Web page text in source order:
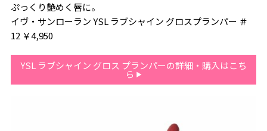
ぷっくり艶めく唇に。
イヴ・サンローラン YSL ラブシャイン グロスプランパー ＃
12 ￥4,950
YSL ラブシャイン グロス プランパーの詳細・購入はこち
ら